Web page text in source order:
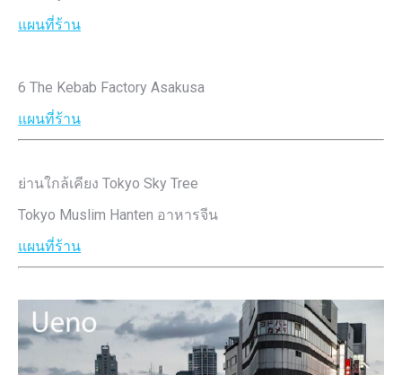
แผนที่ร้าน
6 The Kebab Factory Asakusa
แผนที่ร้าน
ย่านใกล้เคียง Tokyo Sky Tree
Tokyo Muslim Hanten อาหารจีน
แผนที่ร้าน